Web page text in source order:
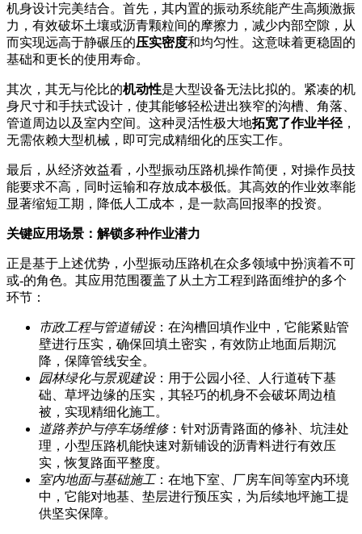
机身设计完美结合。首先，其内置的振动系统能产生高频激振
力，有效破坏土壤或沥青颗粒间的摩擦力，减少内部空隙，从
而实现远高于静碾压的压实密度和均匀性。这意味着更稳固的
基础和更长的使用寿命。
其次，其无与伦比的机动性是大型设备无法比拟的。紧凑的机
身尺寸和手扶式设计，使其能够轻松进出狭窄的沟槽、角落、
管道周边以及室内空间。这种灵活性极大地拓宽了作业半径 ，
无需依赖大型机械，即可完成精细化的压实工作。
最后，从经济效益看，小型振动压路机操作简便，对操作员技
能要求不高，同时运输和存放成本极低。其高效的作业效率能
显著缩短工期，降低人工成本，是一款高回报率的投资。
关键应用场景：解锁多种作业潜力
正是基于上述优势，小型振动压路机在众多领域中扮演着不可
或-的角色。其应用范围覆盖了从土方工程到路面维护的多个
环节：
市政工程与管道铺设：在沟槽回填作业中，它能紧贴管
壁进行压实，确保回填土密实，有效防止地面后期沉
降，保障管线安全。
园林绿化与景观建设：用于公园小径、人行道砖下基
础、草坪边缘的压实，其轻巧的机身不会破坏周边植
被，实现精细化施工。
道路养护与停车场维修：针对沥青路面的修补、坑洼处
理，小型压路机能快速对新铺设的沥青料进行有效压
实，恢复路面平整度。
室内地面与基础施工：在地下室、厂房车间等室内环境
中，它能对地基、垫层进行预压实，为后续地坪施工提
供坚实保障。